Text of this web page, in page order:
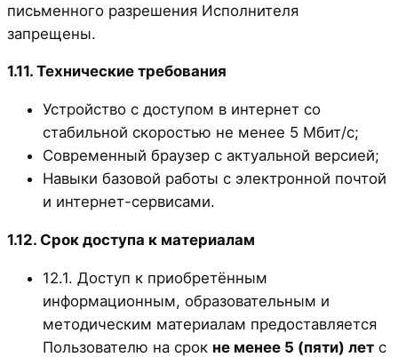
письменного разрешения Исполнителя
запрещены.
1.11. Технические требования
Устройство с доступом в интернет со
стабильной скоростью не менее 5 Мбит/с;
Современный браузер с актуальной версией;
Навыки базовой работы с электронной почтой
и интернет-сервисами.
1.12. Срок доступа к материалам
12.1. Доступ к приобретённым
информационным, образовательным и
методическим материалам предоставляется
Пользователю на срок не менее 5 (пяти) лет с